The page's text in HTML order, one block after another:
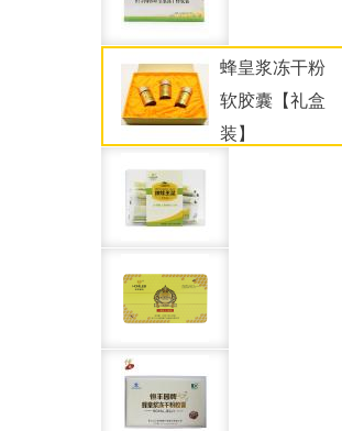
蜂皇浆冻干粉
软胶囊【礼盒
装】